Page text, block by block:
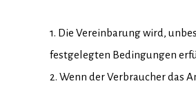
1. Die Vereinbarung wird,
festgelegten Bedingungen
2. Wenn der Verbraucher das